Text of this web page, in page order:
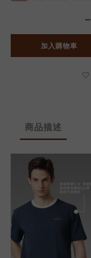
加入購物車
商品描述